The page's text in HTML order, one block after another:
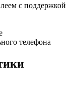
с поддержкой
телефона